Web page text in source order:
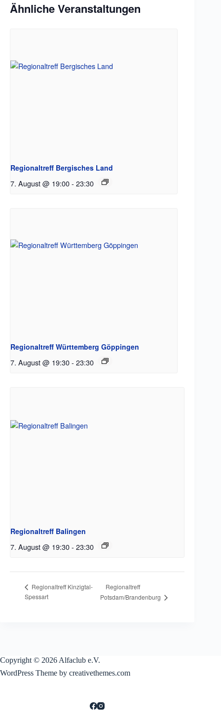
Ähnliche Veranstaltungen
Regionaltreff Bergisches Land
7. August @ 19:00- 23:30
Regionaltreff Württemberg Göppingen
7. August @ 19:30- 23:30
Regionaltreff Balingen
7. August @ 19:30- 23:30
Regionaltreff Kinzigtal-
Spessart
Regionaltreff
Potsdam/Brandenburg
Copyright © 2026 Alfaclub e.V.
WordPress Theme by creativethemes.com